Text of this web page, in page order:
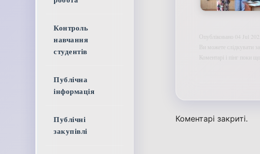
Опубліковано 04 Jul
Ви можете слідкувати
Коментарі і пінг поки що
Коментарі закриті.
Контроль
навчання
студентів
Публічна
інформація
Публічні
закупівлі